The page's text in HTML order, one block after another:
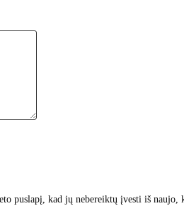
puslapį, kad jų nebereiktų įvesti iš